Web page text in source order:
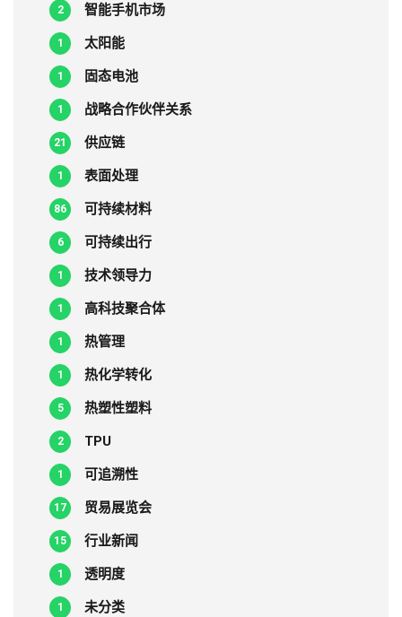
智能手机市场
2
太阳能
1
固态电池
1
战略合作伙伴关系
1
供应链
21
表面处理
1
可持续材料
86
可持续出行
6
技术领导力
1
高科技聚合体
1
热管理
1
热化学转化
1
热塑性塑料
5
TPU
2
可追溯性
1
贸易展览会
17
行业新闻
15
透明度
1
未分类
1